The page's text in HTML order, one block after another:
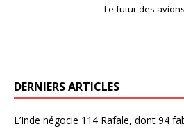
Le futur des
DERNIERS ARTICLES
L’Inde négocie 114 Rafale, dont 94